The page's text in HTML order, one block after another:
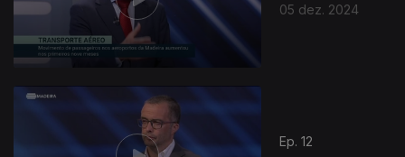
05 dez. 2024
Ep. 12